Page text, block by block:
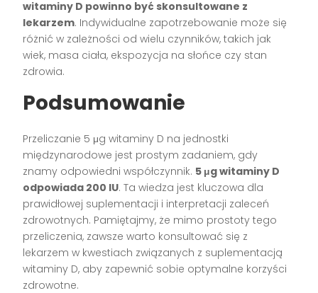
witaminy D powinno być skonsultowane z
lekarzem. Indywidualne zapotrzebowanie może się
różnić w zależności od wielu czynników, takich jak
wiek, masa ciała, ekspozycja na słońce czy stan
zdrowia.
Podsumowanie
Przeliczanie 5 μg witaminy D na jednostki
międzynarodowe jest prostym zadaniem, gdy
znamy odpowiedni współczynnik. 5 μg witaminy D
odpowiada 200 IU. Ta wiedza jest kluczowa dla
prawidłowej suplementacji i interpretacji zaleceń
zdrowotnych. Pamiętajmy, że mimo prostoty tego
przeliczenia, zawsze warto konsultować się z
lekarzem w kwestiach związanych z suplementacją
witaminy D, aby zapewnić sobie optymalne korzyści
zdrowotne.